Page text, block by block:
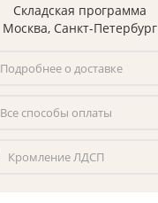
Складская программа
Москва, Санкт-Петербург
Подробнее о доставке
Все способы оплаты
Кромление ЛДСП